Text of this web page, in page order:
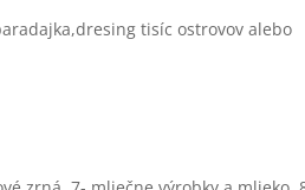
tisíc ostrovov alebo